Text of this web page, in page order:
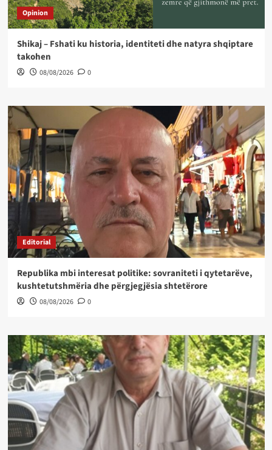
Opinion
Shikaj – Fshati ku historia, identiteti dhe natyra shqiptare
takohen
08/08/2026 0
Editorial
Republika mbi interesat politike: sovraniteti i qytetarëve,
kushtetutshmëria dhe përgjegjësia shtetërore
08/08/2026 0